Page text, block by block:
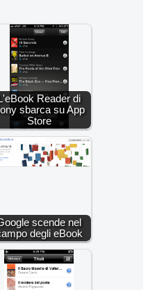
Reader di
sbarca su App
Store
scende nel
degli eBook